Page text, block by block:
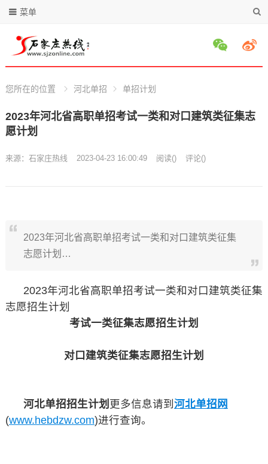
菜单
您所在的位置 河北单招 单招计划
2023年河北省高职单招考试一类和对口建筑类征集志
愿计划
来源： 石家庄热线 2023-04-23 16:00:49 阅读() 评论()
2023年河北省高职单招考试一类和对口建筑类征集
志愿计划…
2023年河北省高职单招考试一类和对口建筑类征集
志愿招生计划
考试一类征集志愿招生计划
对口建筑类征集志愿招生计划
河北单招招生计划 更多信息请到 河北单招网
(www.hebdzw.com)进行查询。